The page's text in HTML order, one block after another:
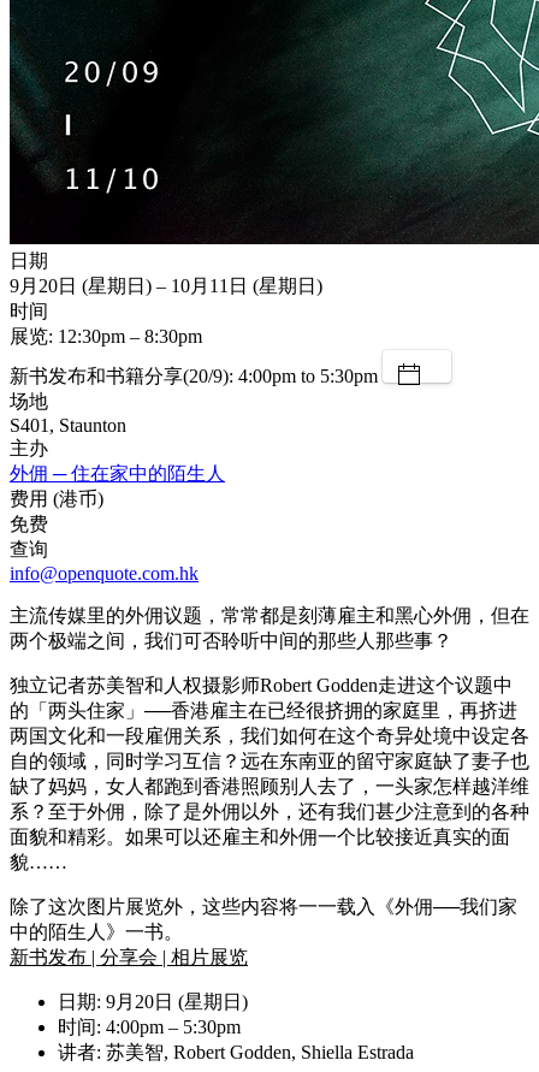
日期
9月20日 (星期日) – 10月11日 (星期日)
时间
展览: 1​​2:30pm – 8:30pm
新书发布和书籍分享(20/9): 4:00pm to 5:30pm
场地
S401, Staunton
主办
外佣 ─ 住在家中的陌生人
费用 (港币)
免费
查询
info@openquote.com.hk
主流传媒里的外佣议题，常常都是刻薄雇主和黑心外佣，但在
两个极端之间，我们可否聆听中间的那些人那些事？
独立记者苏美智和人权摄影师Robert Godden走进这个议题中
的「两头住家」──香港雇主在已经很挤拥的家庭里，再挤进
两国文化和一段雇佣关系，我们如何在这个奇异处境中设定各
自的领域，同时学习互信？远在东南亚的留守家庭缺了妻子也
缺了妈妈，女人都跑到香港照顾别人去了，一头家怎样越洋维
系？至于外佣，除了是外佣以外，还有我们甚少注意到的各种
面貌和精彩。如果可以还雇主和外佣一个比较接近真实的面
貌……
除了这次图片展览外，这些内容将一一载入《外佣──我们家
中的陌生人》一书。
新书发布 | 分享会 | 相片展览
日期: 9月20日 (星期日)
时间: 4:00pm – 5:30pm
讲者: 苏美智, Robert Godden, Shiella Estrada